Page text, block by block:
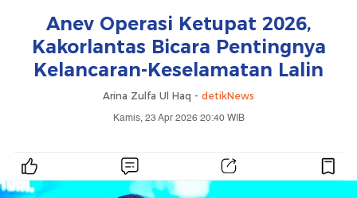
Anev Operasi Ketupat 2026,
Kakorlantas Bicara Pentingnya
Kelancaran-Keselamatan Lalin
Arina Zulfa Ul Haq - detikNews
Kamis, 23 Apr 2026 20:40 WIB